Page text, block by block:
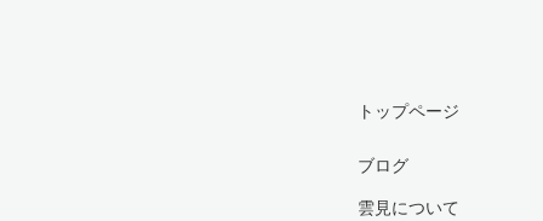
トップページ
ブログ
雲見について